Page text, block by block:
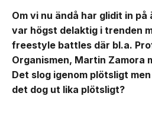
Om vi nu ändå har glidit in
var högst delaktig i trenden
freestyle battles där bl.a.
Organismen, Martin Zamora
Det slog igenom plötsligt
det dog ut lika plötsligt?